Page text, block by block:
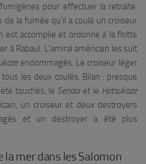
pour effectuer la retraite.
de la fumée qu’il a coulé un croiseur
est accomplie et ordonne à la flotte
Rabaul. L’amiral américain les suit
endommagés. Le croiseur léger
les deux coulés. Bilan : presque
touchés, le Sendaiet le Hatsukaze
un croiseur et deux destroyers
et un destroyer a été plus
la mer dans les Salomon